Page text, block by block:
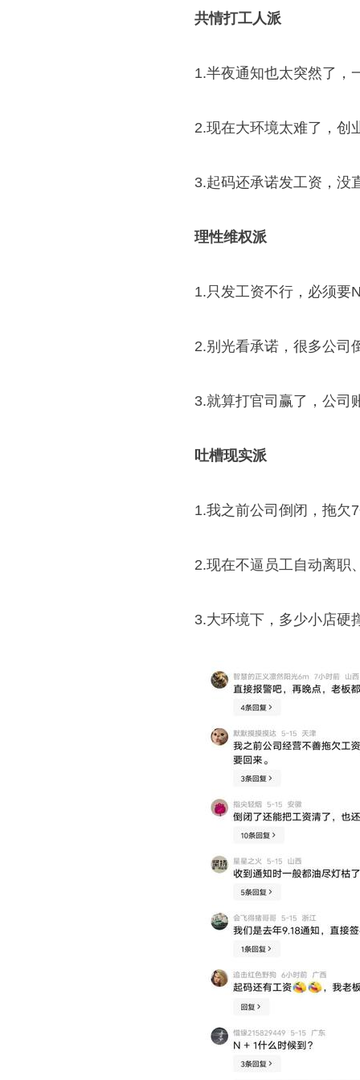
共情打工人派
1.半夜通知也太突然了，
2.现在大环境太难了，创
3.起码还承诺发工资，没
理性维权派
1.只发工资不行，必须要
2.别光看承诺，很多公司
3.就算打官司赢了，公司
吐槽现实派
1.我之前公司倒闭，拖欠
2.现在不逼员工自动离职
3.大环境下，多少小店硬